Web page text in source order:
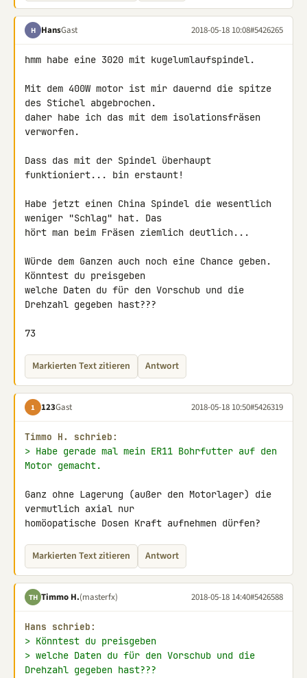
H HansGast 2018-05-18 10:08#5426265
hmm habe eine 3020 mit kugelumlaufspindel.
Mit dem 400W motor ist mir dauernd die spitze
des Stichel abgebrochen.
daher habe ich das mit dem isolationsfräsen
verworfen.
Dass das mit der Spindel überhaupt
funktioniert... bin erstaunt!
Habe jetzt einen China Spindel die wesentlich
weniger "Schlag" hat. Das
hört man beim Fräsen ziemlich deutlich...
Würde dem Ganzen auch noch eine Chance geben.
Könntest du preisgeben
welche Daten du für den Vorschub und die
Drehzahl gegeben hast???
73
Markierten Text zitieren Antwort
1 123Gast 2018-05-18 10:50#5426319
Timmo H. schrieb:
> Habe gerade mal mein ER11 Bohrfutter auf den
Motor gemacht.
Ganz ohne Lagerung (außer den Motorlager) die
vermutlich axial nur
homöopatische Dosen Kraft aufnehmen dürfen?
Markierten Text zitieren Antwort
TH Timmo H.(masterfx) 2018-05-18 14:40#5426588
Hans schrieb:
> Könntest du preisgeben
> welche Daten du für den Vorschub und die
Drehzahl gegeben hast???